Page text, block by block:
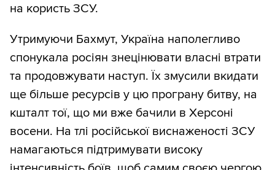
на користь ЗСУ.
Утримуючи Бахмут, Україна наполегливо
спонукала росіян знецінювати власні втрати
та продовжувати наступ. Їх змусили вкидати
ще більше ресурсів у цю програну битву, на
кшталт тої, що ми вже бачили в Херсоні
восени. На тлі російської виснаженості ЗСУ
намагаються підтримувати високу